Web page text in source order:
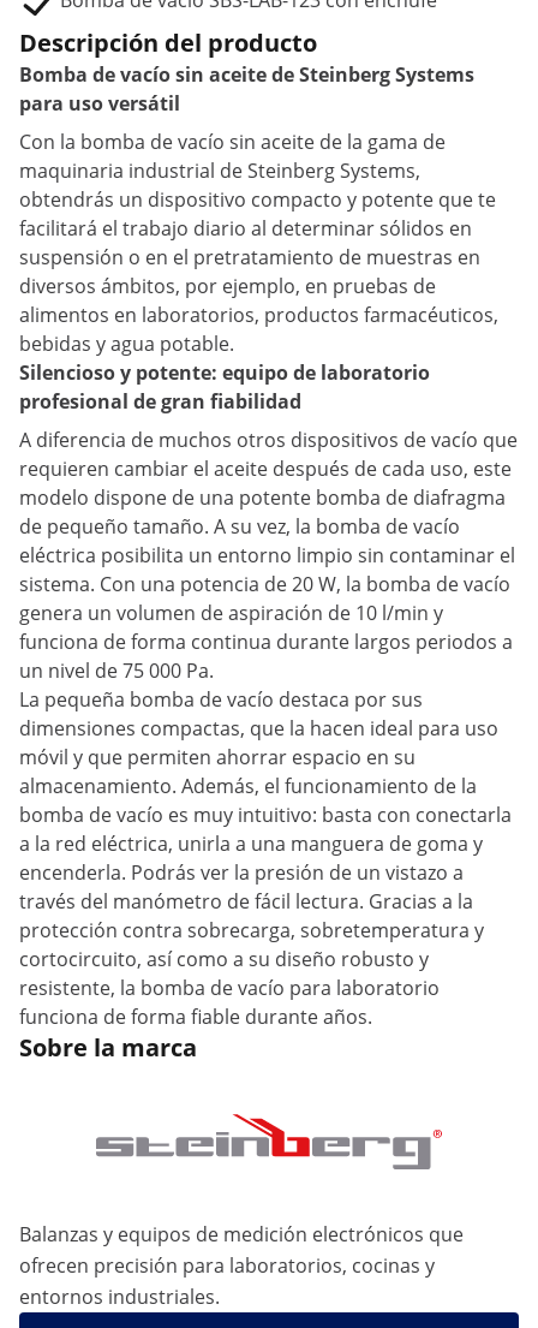
Descripción del producto
Bomba de vacío sin aceite de Steinberg Systems
para uso versátil
Con la bomba de vacío sin aceite de la gama de
maquinaria industrial de Steinberg Systems,
obtendrás un dispositivo compacto y potente que te
facilitará el trabajo diario al determinar sólidos en
suspensión o en el pretratamiento de muestras en
diversos ámbitos, por ejemplo, en pruebas de
alimentos en laboratorios, productos farmacéuticos,
bebidas y agua potable.
Silencioso y potente: equipo de laboratorio
profesional de gran fiabilidad
A diferencia de muchos otros dispositivos de vacío que
requieren cambiar el aceite después de cada uso, este
modelo dispone de una potente bomba de diafragma
de pequeño tamaño. A su vez, la bomba de vacío
eléctrica posibilita un entorno limpio sin contaminar el
sistema. Con una potencia de 20 W, la bomba de vacío
genera un volumen de aspiración de 10 l/min y
funciona de forma continua durante largos periodos a
un nivel de 75 000 Pa.
La pequeña bomba de vacío destaca por sus
dimensiones compactas, que la hacen ideal para uso
móvil y que permiten ahorrar espacio en su
almacenamiento. Además, el funcionamiento de la
bomba de vacío es muy intuitivo: basta con conectarla
a la red eléctrica, unirla a una manguera de goma y
encenderla. Podrás ver la presión de un vistazo a
través del manómetro de fácil lectura. Gracias a la
protección contra sobrecarga, sobretemperatura y
cortocircuito, así como a su diseño robusto y
resistente, la bomba de vacío para laboratorio
funciona de forma fiable durante años.
Sobre la marca
Balanzas y equipos de medición electrónicos que
ofrecen precisión para laboratorios, cocinas y
entornos industriales.